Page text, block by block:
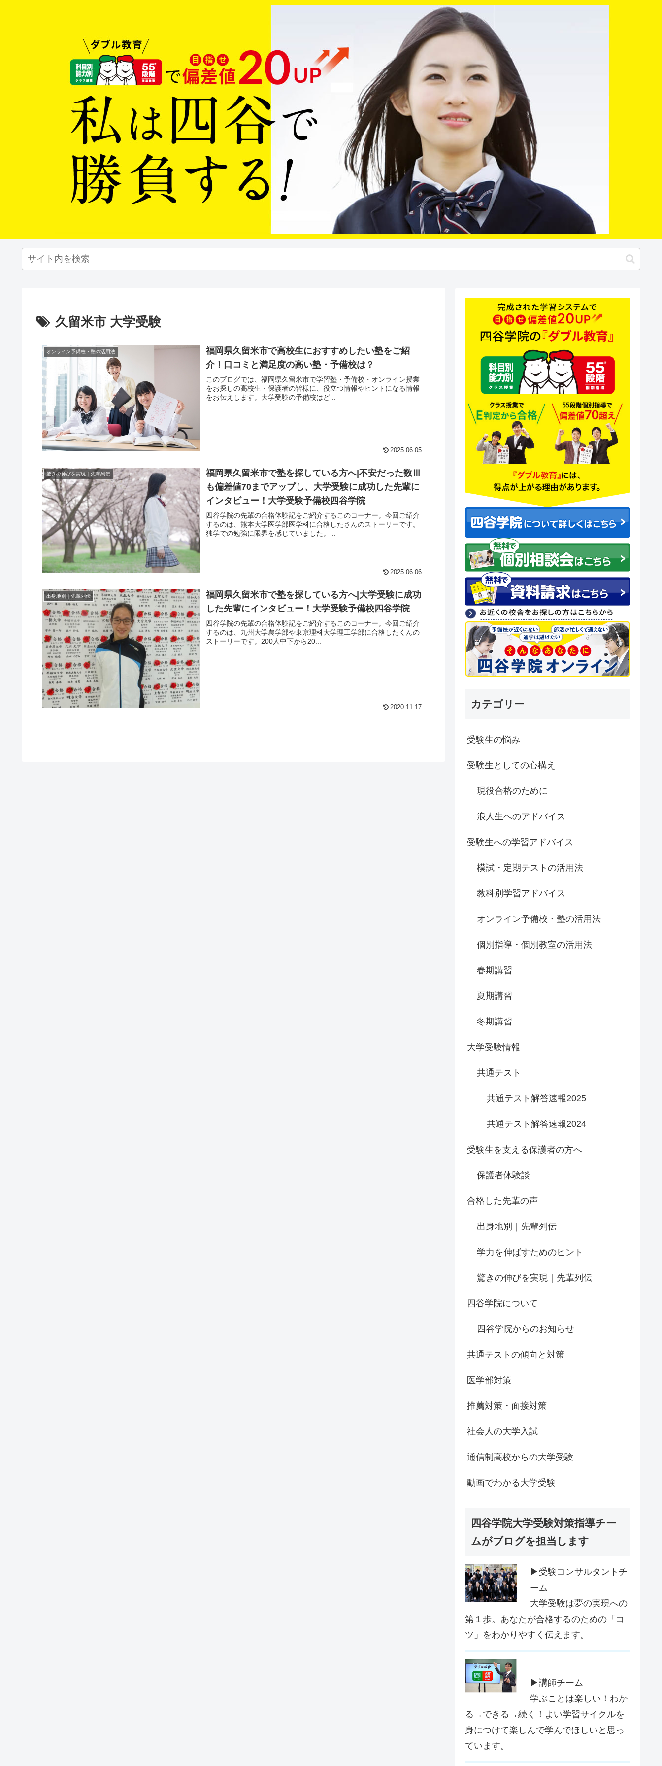
久留米市 大学受験
オンライン予備校・塾の活用法
福岡県久留米市で高校生におすすめしたい塾をご紹
介！口コミと満足度の高い塾・予備校は？
このブログでは、福岡県久留米市で学習塾・予備校・オンライン授業
をお探しの高校生・保護者の皆様に、役立つ情報やヒントになる情報
をお伝えします。大学受験の予備校はど...
2025.06.05
驚きの伸びを実現｜先輩列伝
福岡県久留米市で塾を探している方へ|不安だった数Ⅲ
も偏差値70までアップし、大学受験に成功した先輩に
インタビュー！大学受験予備校四谷学院
四谷学院の先輩の合格体験記をご紹介するこのコーナー。今回ご紹介
するのは、熊本大学医学部医学科に合格したさんのストーリーです。
独学での勉強に限界を感じていました。...
2025.06.06
出身地別｜先輩列伝
福岡県久留米市で塾を探している方へ|大学受験に成功
した先輩にインタビュー！大学受験予備校四谷学院
四谷学院の先輩の合格体験記をご紹介するこのコーナー。今回ご紹介
するのは、九州大学農学部や東京理科大学理工学部に合格したくんの
ストーリーです。200人中下から20...
2020.11.17 カテゴリー
受験生の悩み
受験生としての心構え
現役合格のために
浪人生へのアドバイス
受験生への学習アドバイス
模試・定期テストの活用法
教科別学習アドバイス
オンライン予備校・塾の活用法
個別指導・個別教室の活用法
春期講習
夏期講習
冬期講習
大学受験情報
共通テスト
共通テスト解答速報2025
共通テスト解答速報2024
受験生を支える保護者の方へ
保護者体験談
合格した先輩の声
出身地別｜先輩列伝
学力を伸ばすためのヒント
驚きの伸びを実現｜先輩列伝
四谷学院について
四谷学院からのお知らせ
共通テストの傾向と対策
医学部対策
推薦対策・面接対策
社会人の大学入試
通信制高校からの大学受験
動画でわかる大学受験
四谷学院大学受験対策指導チー
ムがブログを担当します
▶受験コンサルタントチ
ーム
大学受験は夢の実現への
第１歩。あなたが合格するのための「コ
ツ」をわかりやすく伝えます。
▶講師チーム
学ぶことは楽しい！わか
る→できる→続く！よい学習サイクルを
身につけて楽しんで学んでほしいと思っ
ています。